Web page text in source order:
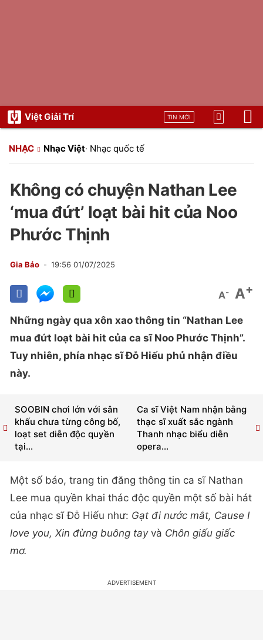
Việt Giải Trí TIN MỚI
NHẠC Nhạc Việt· Nhạc quốc tế
Không có chuyện Nathan Lee
‘mua đứt’ loạt bài hit của Noo
Phước Thịnh
Gia Bảo 19:56 01/07/2025
A- A+
Những ngày qua xôn xao thông tin “Nathan Lee
mua đứt loạt bài hit của ca sĩ Noo Phước Thịnh”.
Tuy nhiên, phía nhạc sĩ Đỗ Hiếu phủ nhận điều
này.
Ca sĩ Việt Nam nhận bằng
thạc sĩ xuất sắc ngành
Thanh nhạc biểu diễn
opera...
SOOBIN chơi lớn với sân
khấu chưa từng công bố,
loạt set diễn độc quyền
tại...
Một số báo, trang tin đăng thông tin ca sĩ Nathan
Lee mua quyền khai thác độc quyền một số bài hát
của nhạc sĩ Đỗ Hiếu như: Gạt đi nước mắt, Cause I
love you, Xin đừng buông tay và Chôn giấu giấc
mơ.